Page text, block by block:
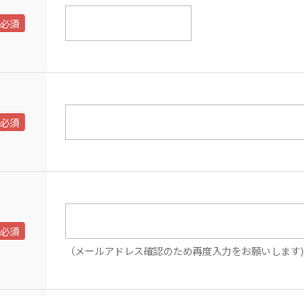
（メールアドレス確認のため再度入力をお願いします)